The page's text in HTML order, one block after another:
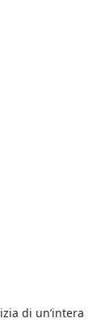
di un’intera